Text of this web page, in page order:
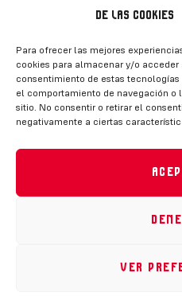
de las cookies
Para ofrecer las mejores
cookies para almacenar y/o
consentimiento de estas
el comportamiento de navegación
sitio. No consentir o retirar el
negativamente a ciertas
Ver